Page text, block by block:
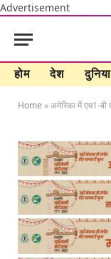
Advertisement
होम देश दुनिया
Home »अमेरिका में एच1-बी